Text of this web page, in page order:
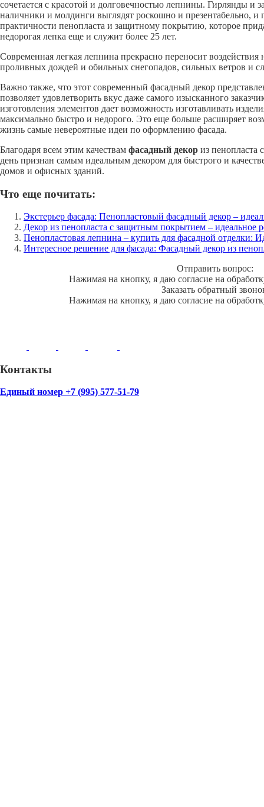
сочетается с красотой и долговечностью лепнины. Гирлянды и
наличники и молдинги выглядят роскошно и презентабельно, и
практичности пенопласта и защитному покрытию, которое
недорогая лепка еще и служит более 25 лет.
Современная легкая лепнина прекрасно переносит
проливных дождей и обильных снегопадов, сильных ветров и
Важно также, что этот современный фасадный декор
позволяет удовлетворить вкус даже самого изысканного
изготовления элементов дает возможность изготавливать
максимально быстро и недорого. Это еще больше расширяет
жизнь самые невероятные идеи по оформлению фасада.
Благодаря всем этим качествам фасадный декор из
день признан самым идеальным декором для быстрого и
домов и офисных зданий.
Что еще почитать:
Экстерьер фасада: Пенопластовый фасадный декор –
Декор из пенопласта с защитным покрытием – идеальное
Пенопластовая лепнина – купить для фасадной отделки:
Интересное решение для фасада: Фасадный декор из
Отправить вопрос:
Нажимая на кнопку, я даю согласие на
Заказать обратный
Нажимая на кнопку, я даю согласие на
Контакты
Единый номер +7 (995) 577-51-79